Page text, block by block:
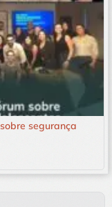
segurança